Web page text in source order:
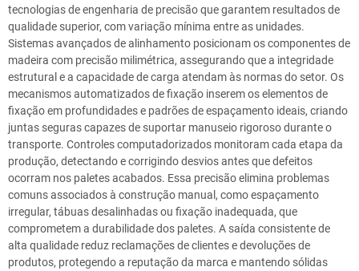
tecnologias de engenharia de precisão que garantem resultados de
qualidade superior, com variação mínima entre as unidades.
Sistemas avançados de alinhamento posicionam os componentes de
madeira com precisão milimétrica, assegurando que a integridade
estrutural e a capacidade de carga atendam às normas do setor. Os
mecanismos automatizados de fixação inserem os elementos de
fixação em profundidades e padrões de espaçamento ideais, criando
juntas seguras capazes de suportar manuseio rigoroso durante o
transporte. Controles computadorizados monitoram cada etapa da
produção, detectando e corrigindo desvios antes que defeitos
ocorram nos paletes acabados. Essa precisão elimina problemas
comuns associados à construção manual, como espaçamento
irregular, tábuas desalinhadas ou fixação inadequada, que
comprometem a durabilidade dos paletes. A saída consistente de
alta qualidade reduz reclamações de clientes e devoluções de
produtos, protegendo a reputação da marca e mantendo sólidas